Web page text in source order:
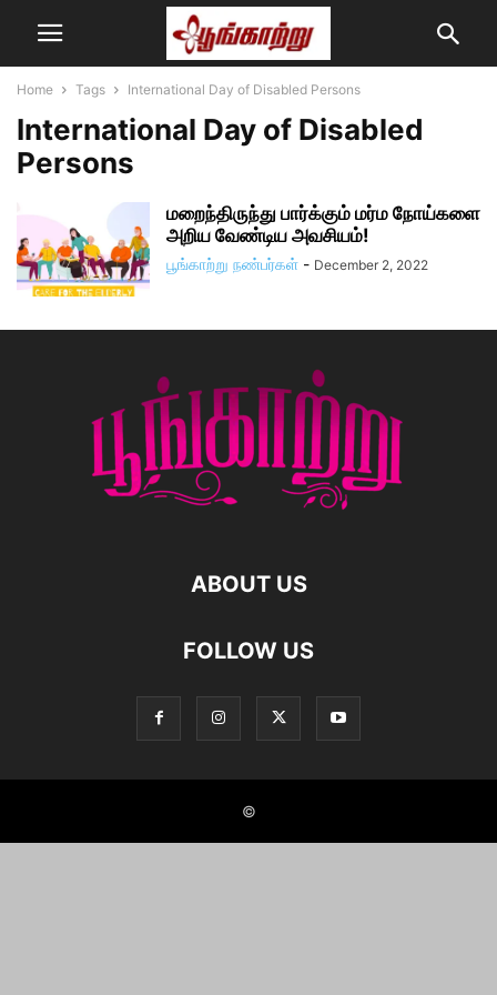
Home Tags International Day of Disabled Persons
International Day of Disabled
Persons
மறைந்திருந்து பார்க்கும் மர்ம நோய்களை
அறிய வேண்டிய அவசியம்!
பூங்காற்று நண்பர்கள் - December 2, 2022
ABOUT US
FOLLOW US
©